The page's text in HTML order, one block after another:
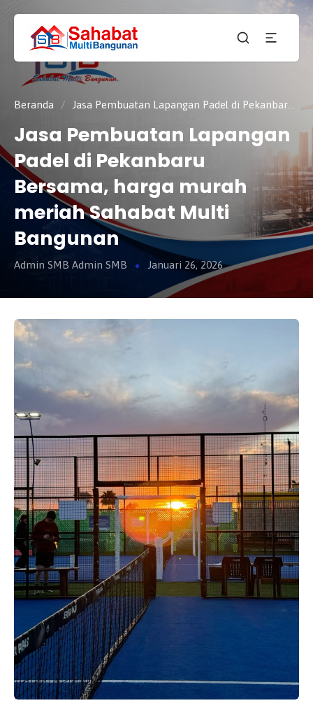
CV.
SAHABAT
MULTI
BANGUNAN
Sahabat
Pembangunan Anda
Beranda / Jasa Pembuatan Lapangan Padel di Pekanbaru Bersama, harga murah meriah Sahabat Multi Bangunan
Jasa Pembuatan Lapangan
Padel di Pekanbaru
Bersama, harga murah
meriah Sahabat Multi
Bangunan
Admin SMB Admin SMB Januari 26, 2026